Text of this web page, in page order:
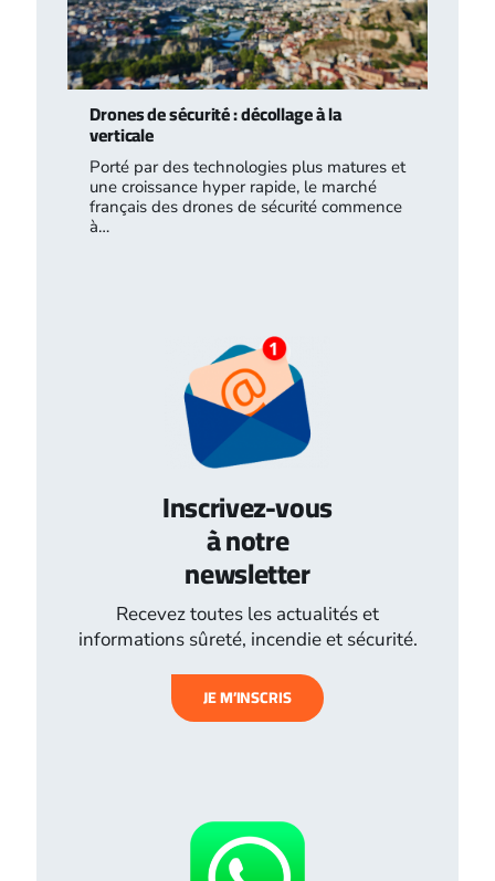
Drones de sécurité : décollage à la
verticale
Porté par des technologies plus matures et
une croissance hyper rapide, le marché
français des drones de sécurité commence
à…
Inscrivez-vous
à notre
newsletter
Recevez toutes les actualités et
informations sûreté, incendie et sécurité.
JE M’INSCRIS